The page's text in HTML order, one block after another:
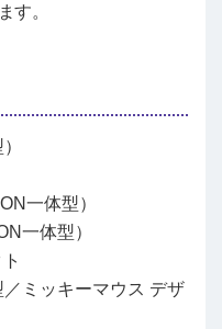
す。
一体型）
一体型）
ミッキーマウス デザ